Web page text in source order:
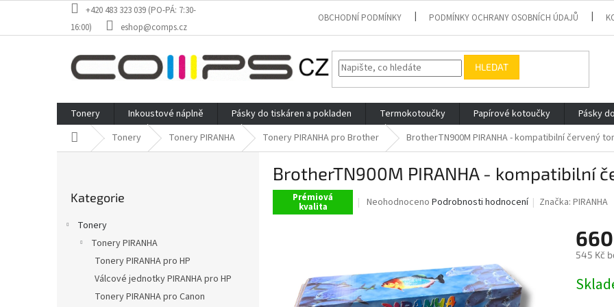
obsah
+420 483 323 039 (PO-PÁ: 7:30-
16:00)
eshop@comps.cz
OBCHODNÍ PODMÍNKY PODMÍNKY OCHRANY OSOBNÍCH ÚDAJŮ
HLEDAT
Tonery Inkoustové náplně Pásky do tiskáren a pokladen Termokotoučky Papírové kotoučky Pásky
Domů Tonery Tonery PIRANHA Tonery PIRANHA pro Brother BrotherTN900M PIRANHA - kompatibilní červený
kategorie
Kategorie
Tonery
Tonery PIRANHA
Tonery PIRANHA pro HP
Válcové jednotky PIRANHA pro HP
Tonery PIRANHA pro Canon
BrotherTN900M PIRANHA - kompatibilní
Prémiová
kvalita
Průměrné
5
hvězdiček.
Neohodnoceno Podrobnosti hodnocení Značka:PIRANHA
545 Kč
cena: